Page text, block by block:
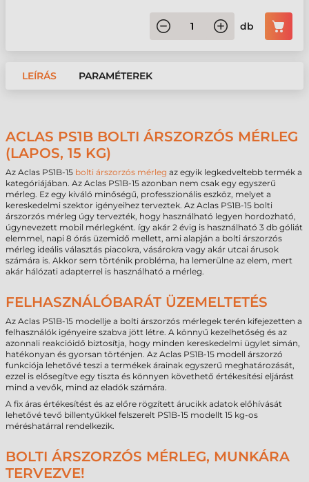
db
LEÍRÁS PARAMÉTEREK
ACLAS PS1B BOLTI ÁRSZORZÓS MÉRLEG
(LAPOS, 15 KG)
Az Aclas PS1B-15 bolti árszorzós mérleg az egyik legkedveltebb termék a
kategóriájában. Az Aclas PS1B-15 azonban nem csak egy egyszerű
mérleg. Ez egy kiváló minőségű, professzionális eszköz, melyet a
kereskedelmi szektor igényeihez terveztek. Az Aclas PS1B-15 bolti
árszorzós mérleg úgy tervezték, hogy használható legyen hordozható,
úgynevezett mobil mérlegként. így akár 2 évig is használható 3 db góliát
elemmel, napi 8 órás üzemidő mellett, ami alapján a bolti árszorzós
mérleg ideális választás piacokra, vásárokra vagy akár utcai árusok
számára is. Akkor sem történik probléma, ha lemerülne az elem, mert
akár hálózati adapterrel is használható a mérleg.
FELHASZNÁLÓBARÁT ÜZEMELTETÉS
Az Aclas PS1B-15 modellje a bolti árszorzós mérlegek terén kifejezetten a
felhasználók igényeire szabva jött létre. A könnyű kezelhetőség és az
azonnali reakcióidő biztosítja, hogy minden kereskedelmi ügylet simán,
hatékonyan és gyorsan történjen. Az Aclas PS1B-15 modell árszorzó
funkciója lehetővé teszi a termékek árainak egyszerű meghatározását,
ezzel is elősegítve egy tiszta és könnyen követhető értékesítési eljárást
mind a vevők, mind az eladók számára.
A fix áras értékesítést és az előre rögzített árucikk adatok előhívását
lehetővé tevő billentyűkkel felszerelt PS1B-15 modellt 15 kg-os
méréshatárral rendelkezik.
BOLTI ÁRSZORZÓS MÉRLEG, MUNKÁRA
TERVEZVE!